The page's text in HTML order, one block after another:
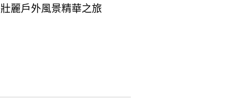
壯麗戶外風景精華之旅